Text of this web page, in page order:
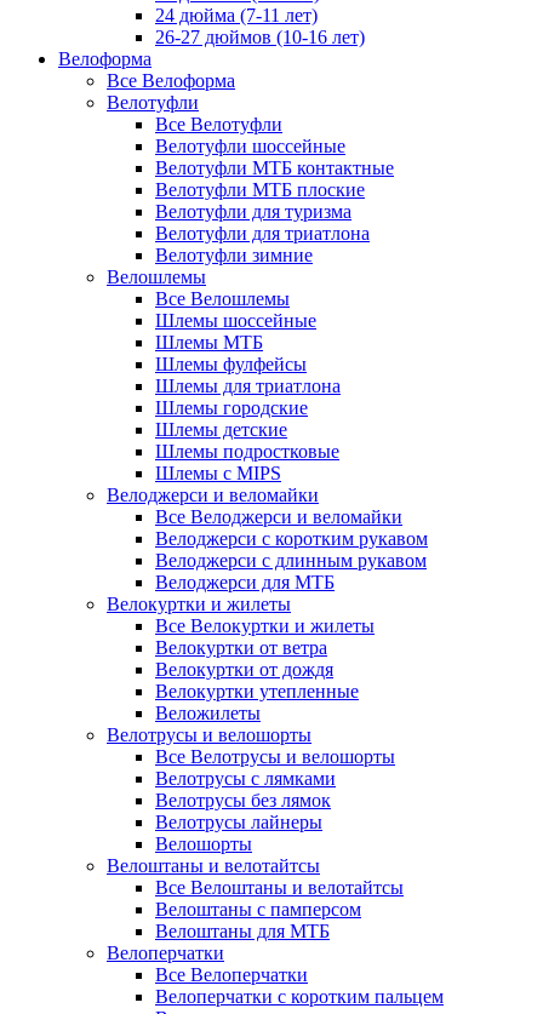
24 дюйма (7-11 лет)
26-27 дюймов (10-16 лет)
Велоформа
Все Велоформа
Велотуфли
Все Велотуфли
Велотуфли шоссейные
Велотуфли МТБ контактные
Велотуфли МТБ плоские
Велотуфли для туризма
Велотуфли для триатлона
Велотуфли зимние
Велошлемы
Все Велошлемы
Шлемы шоссейные
Шлемы МТБ
Шлемы фулфейсы
Шлемы для триатлона
Шлемы городские
Шлемы детские
Шлемы подростковые
Шлемы с MIPS
Велоджерси и веломайки
Все Велоджерси и веломайки
Велоджерси с коротким рукавом
Велоджерси с длинным рукавом
Велоджерси для МТБ
Велокуртки и жилеты
Все Велокуртки и жилеты
Велокуртки от ветра
Велокуртки от дождя
Велокуртки утепленные
Веложилеты
Велотрусы и велошорты
Все Велотрусы и велошорты
Велотрусы с лямками
Велотрусы без лямок
Велотрусы лайнеры
Велошорты
Велоштаны и велотайтсы
Все Велоштаны и велотайтсы
Велоштаны с памперсом
Велоштаны для МТБ
Велоперчатки
Все Велоперчатки
Велоперчатки с коротким пальцем